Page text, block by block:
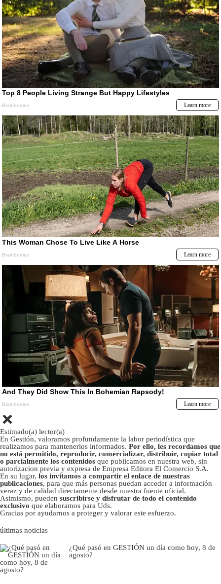
Estimado(a) lector(a)
En Gestión, valoramos profundamente la labor periodística que
realizamos para mantenerlos informados. Por ello, les recordamos que
no está permitido, reproducir, comercializar, distribuir, copiar total
o parcialmente los contenidos que publicamos en nuestra web, sin
autorizacion previa y expresa de Empresa Editora El Comercio S.A.
En su lugar, los invitamos a compartir el enlace de nuestras
publicaciones, para que más personas puedan acceder a información
veraz y de calidad directamente desde nuestra fuente oficial.
Asimismo, pueden suscribirse y disfrutar de todo el contenido
exclusivo que elaboramos para Uds.
Gracias por ayudarnos a proteger y valorar este esfuerzo.
últimas noticias
¿Qué pasó en GESTIÓN un día como hoy, 8 de
agosto?